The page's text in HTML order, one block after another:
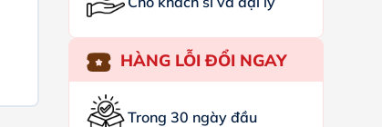
HÀNG LỖI ĐỔI NGAY
Trong 30 ngày đầu